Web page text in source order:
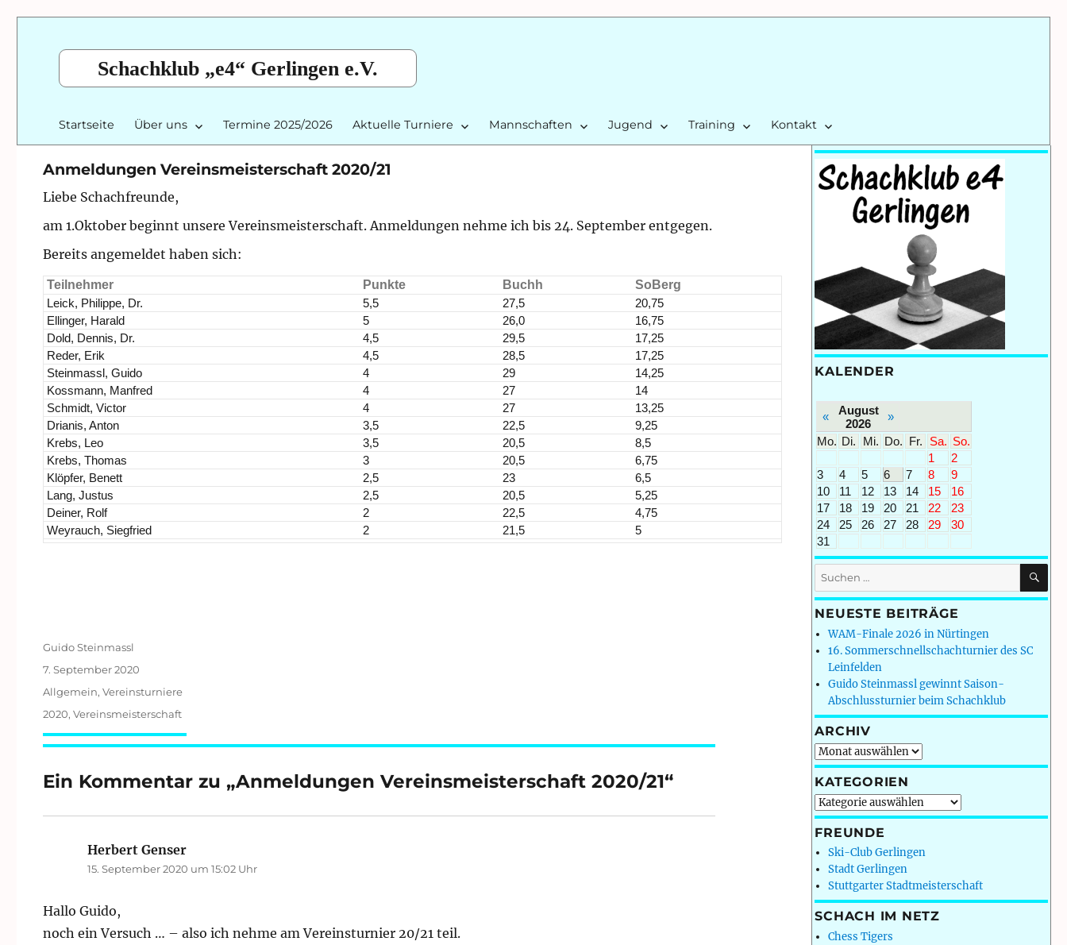
Schachklub „e4“ Gerlingen e.V.
Startseite Über uns Termine 2025/2026 Aktuelle Turniere Mannschaften Jugend Training Kontakt
Anmeldungen Vereinsmeisterschaft 2020/21
Liebe Schachfreunde,
am 1.Oktober beginnt unsere Vereinsmeisterschaft. Anmeldungen nehme ich bis 24. September entgegen.
Bereits angemeldet haben sich:
Teilnehmer Punkte Buchh
SoBerg
Leick, Philippe, Dr.
5,5 27,5
20,75
Ellinger, Harald
5 26,0
16,75
Dold, Dennis, Dr.
4,5 29,5
17,25
Reder, Erik
4,5 28,5
17,25
Steinmassl, Guido
4 29
14,25
Kossmann, Manfred
4 27
14
Schmidt, Victor
4 27
13,25
Drianis, Anton
3,5 22,5
9,25
Krebs, Leo
3,5 20,5
8,5
Krebs, Thomas
3 20,5
6,75
Klöpfer, Benett
2,5 23
6,5
Lang, Justus
2,5 20,5
5,25
Deiner, Rolf
2 22,5
4,75
Weyrauch, Siegfried
2 21,5 5
Autor
Guido Steinmassl
Veröffentlicht
am
7. September 2020
Kategorien
Allgemein, Vereinsturniere
Schlagwörter
2020, Vereinsmeisterschaft
Ein Kommentar zu „Anmeldungen Vereinsmeisterschaft 2020/21“
Herbert Gensersagt:
15. September 2020 um 15:02 Uhr
Hallo Guido,
noch ein Versuch … – also ich nehme am Vereinsturnier 20/21 teil.
KALENDER
«
August
2026
»
Mo. Di. Mi. Do. Fr. Sa. So.
1
2
3
4 5 6 7 8
9
10
11 12 13 14 15
16
17
18 19 20 21 22
23
24
25 26 27 28 29
30
31
Suchen
nach:
NEUESTE BEITRÄGE
WAM-Finale 2026 in Nürtingen
16. Sommerschnellschachturnier des SC
Leinfelden
Guido Steinmassl gewinnt Saison-
Abschlussturnier beim Schachklub
ARCHIV
Archiv
KATEGORIEN
Kategorien
FREUNDE
Ski-Club Gerlingen
Stadt Gerlingen
Stuttgarter Stadtmeisterschaft
SCHACH IM NETZ
Chess Tigers